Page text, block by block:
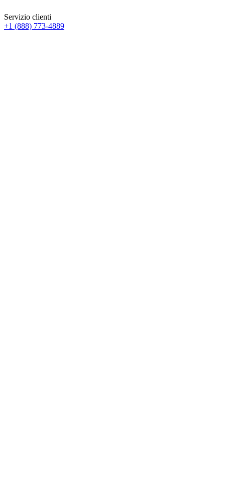
Servizio clienti
+1 (888) 773-4889